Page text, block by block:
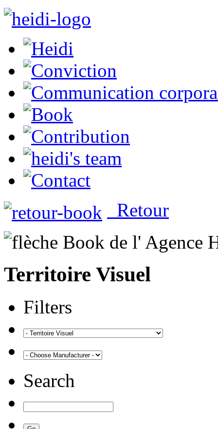
Retour
Territoire Visuel
Filters
Search